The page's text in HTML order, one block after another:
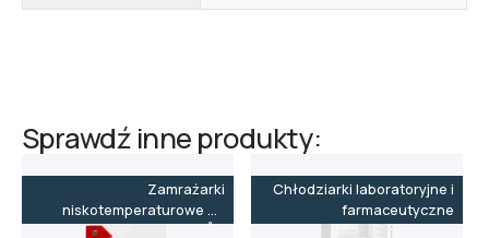
Sprawdź inne produkty:
Zamrażarki
niskotemperaturowe do
-86˚C
Chłodziarki laboratoryjne i
farmaceutyczne